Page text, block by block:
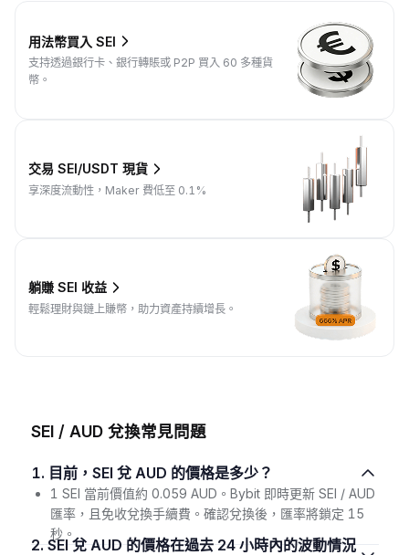
用法幣買入 SEI
支持透過銀行卡、銀行轉賬或 P2P 買入 60 多種貨
幣。
交易 SEI/USDT 現貨
享深度流動性，Maker 費低至 0.1%
躺賺 SEI 收益
輕鬆理財與鏈上賺幣，助力資產持續增長。
SEI / AUD 兌換常見問題
1. 目前，SEI 兌 AUD 的價格是多少？
1 SEI 當前價值約 0.059 AUD。Bybit 即時更新 SEI / AUD
匯率，且免收兌換手續費。確認兌換後，匯率將鎖定 15
秒。
2. SEI 兌 AUD 的價格在過去 24 小時內的波動情況